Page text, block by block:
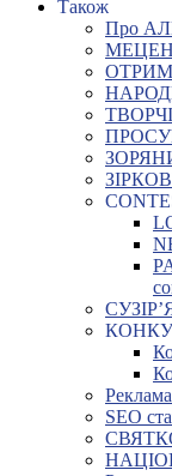
Також
Про
SEO